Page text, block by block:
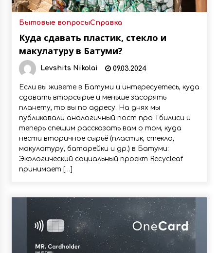
Бытовые вопросыСправка
Куда сдавать пластик, стекло и
макулатуру в Батуми?
Levshits Nikolai 09.03.2024
Если вы живете в Батуми и интересуетесь, куда
сдавать вторсырье и меньше засорять
планету, то вы по адресу. На днях мы
публиковали аналогичный пост про Тбилиси и
теперь спешим рассказать вам о том, куда
нести вторичное сырьё (пластик, стекло,
макулатуру, батарейки и др.) в Батуми:
Экологический социальный проект Recycleaf
принимает […]